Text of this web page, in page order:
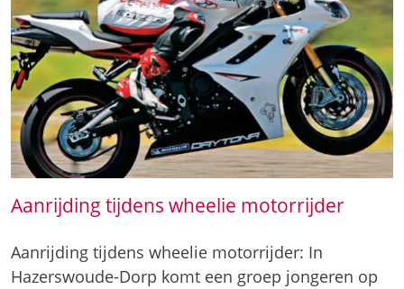
Aanrijding tijdens wheelie motorrijder
Aanrijding tijdens wheelie motorrijder: In
Hazerswoude-Dorp komt een groep jongeren op